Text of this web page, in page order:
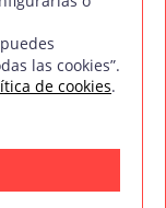
Aviso legal
las cookies”.
de cookies.